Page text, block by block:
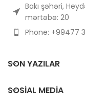
Bakı şəhəri,
mərtəbə: 20
Phone: +99477
SON YAZILAR
SOSIAL MEDIA